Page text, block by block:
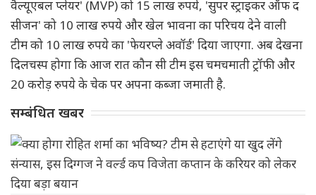
वैल्यूएबल प्लेयर' (MVP) को 15 लाख रुपये, 'सुपर स्ट्राइकर ऑफ द
सीजन' को 10 लाख रुपये और खेल भावना का परिचय देने वाली
टीम को 10 लाख रुपये का 'फेयरप्ले अवॉर्ड' दिया जाएगा. अब देखना
दिलचस्प होगा कि आज रात कौन सी टीम इस चमचमाती ट्रॉफी और
20 करोड़ रुपये के चेक पर अपना कब्जा जमाती है.
सम्बंधित खबर